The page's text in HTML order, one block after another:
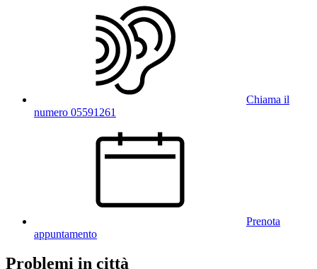
Chiama il
numero 05591261
Prenota
appuntamento
Problemi in città